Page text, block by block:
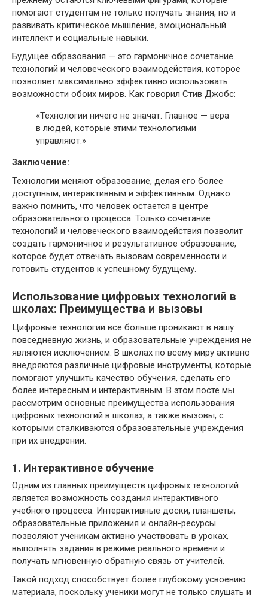
помогают студентам не только получать знания, но и
развивать критическое мышление, эмоциональный
интеллект и социальные навыки.
Будущее образования — это гармоничное сочетание
технологий и человеческого взаимодействия, которое
позволяет максимально эффективно использовать
возможности обоих миров. Как говорил Стив Джобс:
«Технологии ничего не значат. Главное — вера
в людей, которые этими технологиями
управляют.»
Заключение:
Технологии меняют образование, делая его более
доступным, интерактивным и эффективным. Однако
важно помнить, что человек остается в центре
образовательного процесса. Только сочетание
технологий и человеческого взаимодействия позволит
создать гармоничное и результативное образование,
которое будет отвечать вызовам современности и
готовить студентов к успешному будущему.
Использование цифровых технологий в
школах: Преимущества и вызовы
Цифровые технологии все больше проникают в нашу
повседневную жизнь, и образовательные учреждения не
являются исключением. В школах по всему миру активно
внедряются различные цифровые инструменты, которые
помогают улучшить качество обучения, сделать его
более интересным и интерактивным. В этом посте мы
рассмотрим основные преимущества использования
цифровых технологий в школах, а также вызовы, с
которыми сталкиваются образовательные учреждения
при их внедрении.
1. Интерактивное обучение
Одним из главных преимуществ цифровых технологий
является возможность создания интерактивного
учебного процесса. Интерактивные доски, планшеты,
образовательные приложения и онлайн-ресурсы
позволяют ученикам активно участвовать в уроках,
выполнять задания в режиме реального времени и
получать мгновенную обратную связь от учителей.
Такой подход способствует более глубокому усвоению
материала, поскольку ученики могут не только слушать и